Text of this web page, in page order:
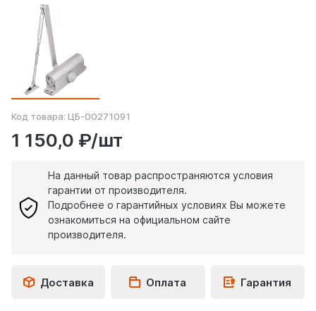
Код товара: ЦБ-00271091
1 150,0 ₽/шт
На данный товар распространяются условия
гарантии от производителя.
Подробнее о гарантийных условиях Вы можете
ознакомиться на официальном сайте
производителя.
Доставка Оплата Гарантия